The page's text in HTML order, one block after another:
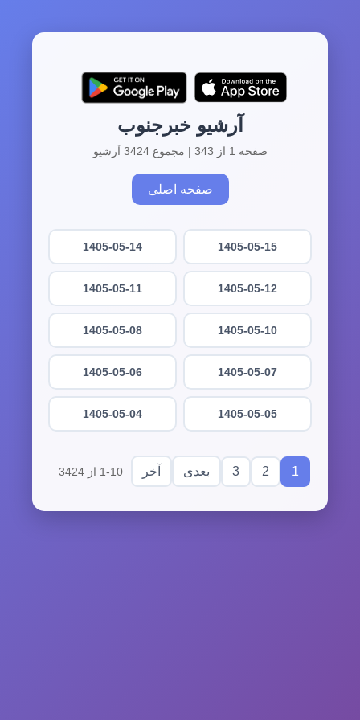
آرشیو خبرجنوب
صفحه 1 از 343 | مجموع 3424 آرشیو
صفحه اصلی
1405-05-15
1405-05-14
1405-05-12
1405-05-11
1405-05-10
1405-05-08
1405-05-07
1405-05-06
1405-05-05
1405-05-04
1
2
3 بعدی آخر 1-10 از 3424